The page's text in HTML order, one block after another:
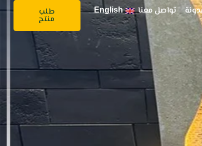
تواصل معنا English طلب
منتج